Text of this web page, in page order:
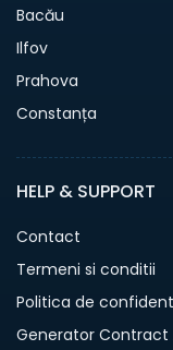
Bacău
Ilfov
Prahova
Constanța
HELP & SUPPORT
Contact
Termeni si conditii
Politica de
Generator Contract